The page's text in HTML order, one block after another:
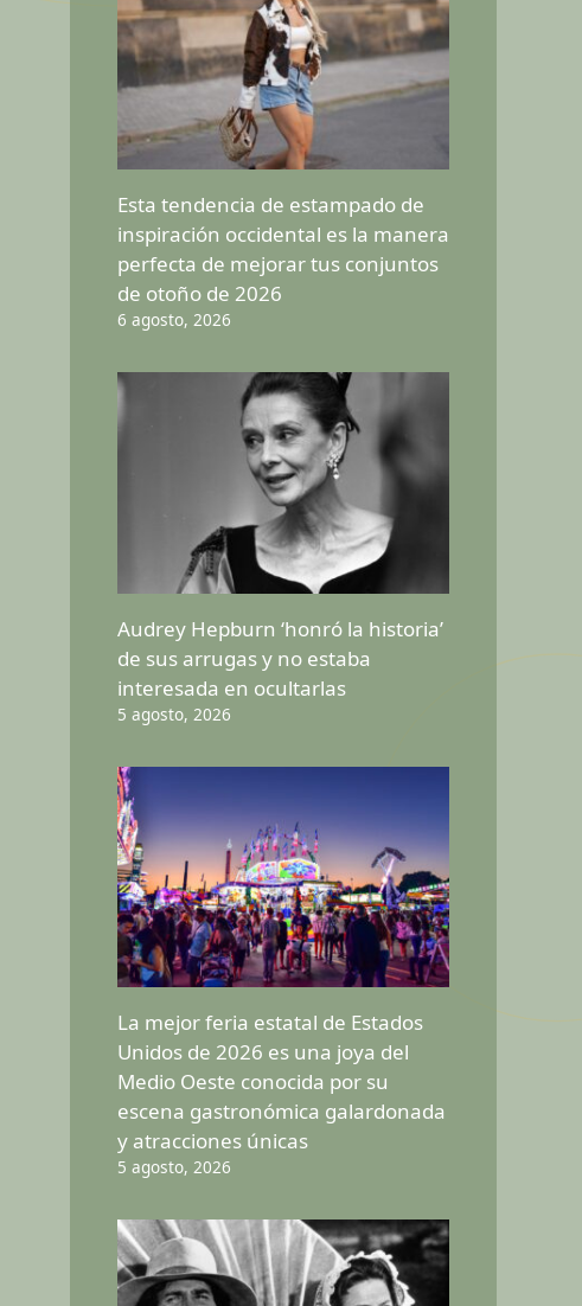
Esta tendencia de estampado de
inspiración occidental es la manera
perfecta de mejorar tus conjuntos
de otoño de 2026
6 agosto, 2026
Audrey Hepburn ‘honró la historia’
de sus arrugas y no estaba
interesada en ocultarlas
5 agosto, 2026
La mejor feria estatal de Estados
Unidos de 2026 es una joya del
Medio Oeste conocida por su
escena gastronómica galardonada
y atracciones únicas
5 agosto, 2026